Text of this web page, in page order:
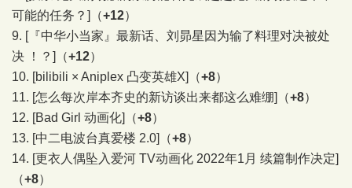
可能的任务？]
（+12）
9. [『中华小当家』最新话、刘昴星因为输了料理对决被处
决 ​​​！？]
（+12）
10. [bilibili × Aniplex 凸变英雄X] （+8）
11. [怎么每次岸本齐史的新访谈出来都这么难绷] （+8）
12. [Bad Girl 动画化] （+8）
13. [中二电波台真爱楼 2.0] （+8）
14. [更衣人偶坠入爱河 TV动画化 2022年1月 续篇制作决定]
（+8）